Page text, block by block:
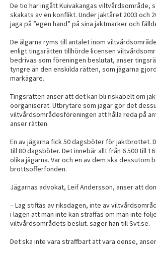
De tio har ingått Kuivakangas viltvårdsområde,
skakats av en konflikt. Under jaktåret 2003 och
jaga på ”egen hand” på sina jaktmarker och
De älgarna ryms till antalet inom
enligt tingsrätten tillhörde licensen
bedrivas som föreningen beslutat, anser
tyngre än den enskilda rätten, som jägarna
markägare.
Tingsrätten anser att det kan bli riskabelt om
oorganiserat. Utbrytare som jagar gör det
viltvårdsområdesföreningen att hålla reda på
anser rätten.
En av jägarna fick 50 dagsböter för jaktbrottet.
till 80 dagsböter. Det innebär allt från 6 500 till
olika jägarna. Var och en av dem ska dessutom
brottsofferfonden.
Jägarnas advokat, Leif Andersson, anser att
– Lag stiftas av riksdagen, inte av
i lagen att man inte kan straffas om man inte
viltvårdsområdets beslut. säger han till Svt.se.
Det ska inte vara straffbart att vara oense,